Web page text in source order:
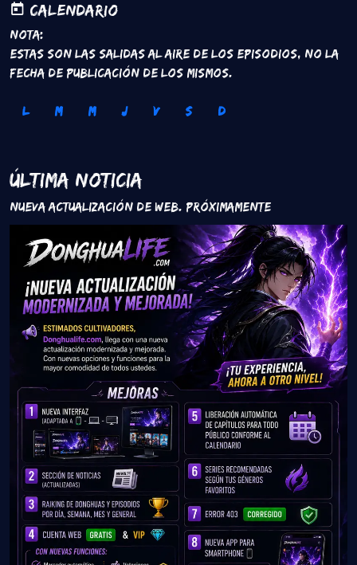
Calendario
Nota:
Estas son las salidas al aire de los episodios, no la
fecha de publicación de los mismos.
L M M J V S D
Última Noticia
Nueva Actualización de Web. Próximamente